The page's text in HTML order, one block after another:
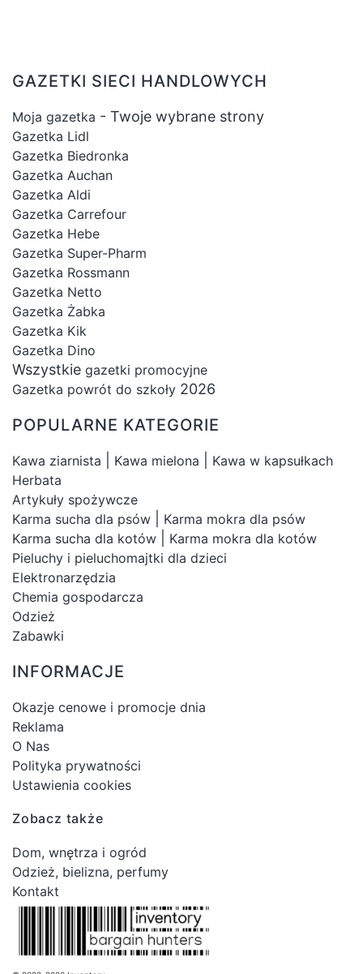
GAZETKI SIECI HANDLOWYCH
Moja gazetka - Twoje wybrane strony
Gazetka Lidl
Gazetka Biedronka
Gazetka Auchan
Gazetka Aldi
Gazetka Carrefour
Gazetka Hebe
Gazetka Super-Pharm
Gazetka Rossmann
Gazetka Netto
Gazetka Żabka
Gazetka Kik
Gazetka Dino
Wszystkie gazetki promocyjne
Gazetka powrót do szkoły 2026
POPULARNE KATEGORIE
Kawa ziarnista Kawa mielona
Kawa w kapsułkach
Herbata
Artykuły spożywcze
Karma sucha dla psów
Karma mokra dla psów
Karma sucha dla kotów
Karma mokra dla kotów
Pieluchy i pieluchomajtki dla dzieci
Elektronarzędzia
Chemia gospodarcza
Odzież
Zabawki
INFORMACJE
Okazje cenowe i promocje dnia
Reklama
O Nas
Polityka prywatności
Ustawienia cookies
Zobacz także
Dom, wnętrza i ogród
Odzież, bielizna, perfumy
Kontakt